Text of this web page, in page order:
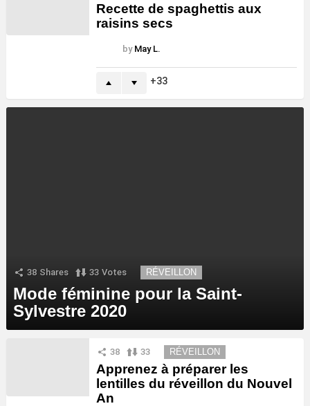
Recette de spaghettis aux
raisins secs
by May L.
33
38 Shares 33 Votes RÉVEILLON
Mode féminine pour la Saint-
Sylvestre 2020
38 33 RÉVEILLON
Apprenez à préparer les
lentilles du réveillon du Nouvel
An